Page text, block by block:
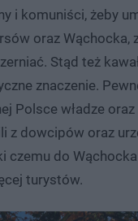
i komuniści, żeby
oraz Wąchocka,
Stąd też
znaczenie.
Polsce władze
z dowcipów oraz
czemu do
turystów.